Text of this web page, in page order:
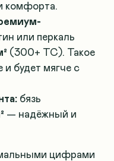
комфорта.
или перкаль
(300+ TC). Такое
будет мягче с
бязь
— надёжный и
цифрами